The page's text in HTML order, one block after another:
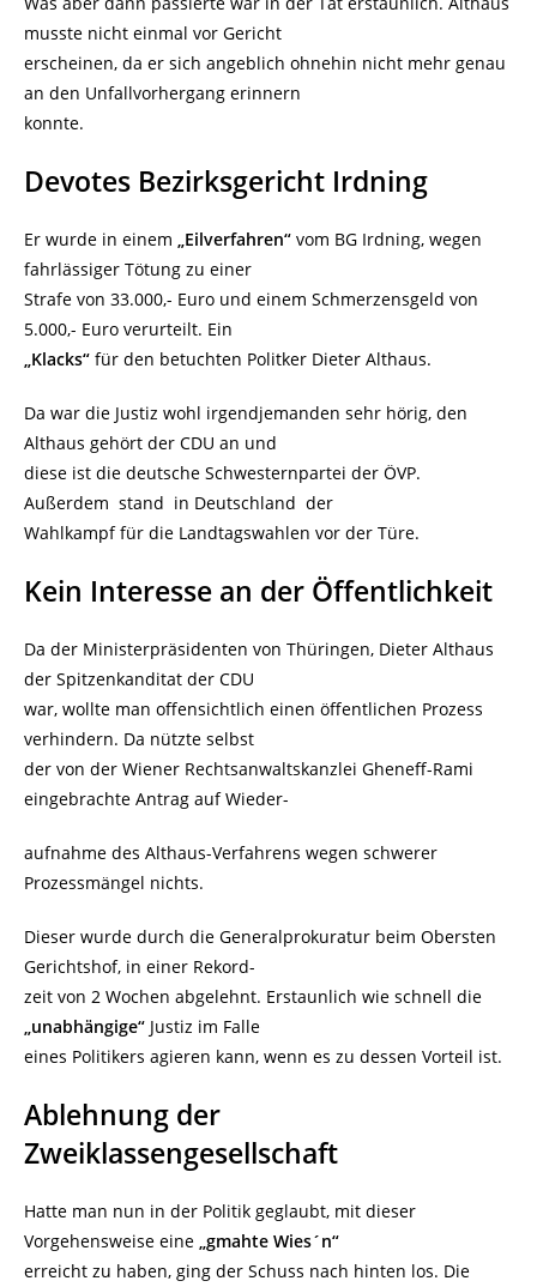
musste nicht einmal vor Gericht
erscheinen, da er sich angeblich ohnehin nicht mehr genau
an den Unfallvorhergang erinnern
konnte.
Devotes Bezirksgericht Irdning
Er wurde in einem „Eilverfahren“ vom BG Irdning, wegen
fahrlässiger Tötung zu einer
Strafe von 33.000,- Euro und einem Schmerzensgeld von
5.000,- Euro verurteilt. Ein
„Klacks“ für den betuchten Politker Dieter Althaus.
Da war die Justiz wohl irgendjemanden sehr hörig, den
Althaus gehört der CDU an und
diese ist die deutsche Schwesternpartei der ÖVP.
Außerdem stand in Deutschland der
Wahlkampf für die Landtagswahlen vor der Türe.
Kein Interesse an der Öffentlichkeit
Da der Ministerpräsidenten von Thüringen, Dieter Althaus
der Spitzenkanditat der CDU
war, wollte man offensichtlich einen öffentlichen Prozess
verhindern. Da nützte selbst
der von der Wiener Rechtsanwaltskanzlei Gheneff-Rami
eingebrachte Antrag auf Wieder-
aufnahme des Althaus-Verfahrens wegen schwerer
Prozessmängel nichts.
Dieser wurde durch die Generalprokuratur beim Obersten
Gerichtshof, in einer Rekord-
zeit von 2 Wochen abgelehnt. Erstaunlich wie schnell die
„unabhängige“ Justiz im Falle
eines Politikers agieren kann, wenn es zu dessen Vorteil ist.
Ablehnung der
Zweiklassengesellschaft
Hatte man nun in der Politik geglaubt, mit dieser
Vorgehensweise eine „gmahte Wies´n“
erreicht zu haben, ging der Schuss nach hinten los. Die